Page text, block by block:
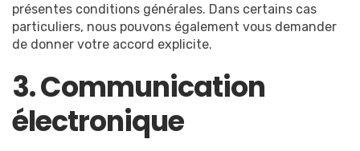
présentes conditions générales. Dans certains cas
particuliers, nous pouvons également vous demander
de donner votre accord explicite.
3. Communication
électronique